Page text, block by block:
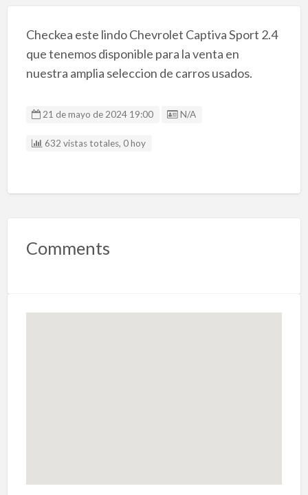
Checkea este lindo Chevrolet Captiva Sport 2.4
que tenemos disponible para la venta en
nuestra amplia seleccion de carros usados.
21 de mayo de 2024 19:00 Listing ID
N/A
632 vistas totales, 0 hoy
Comments